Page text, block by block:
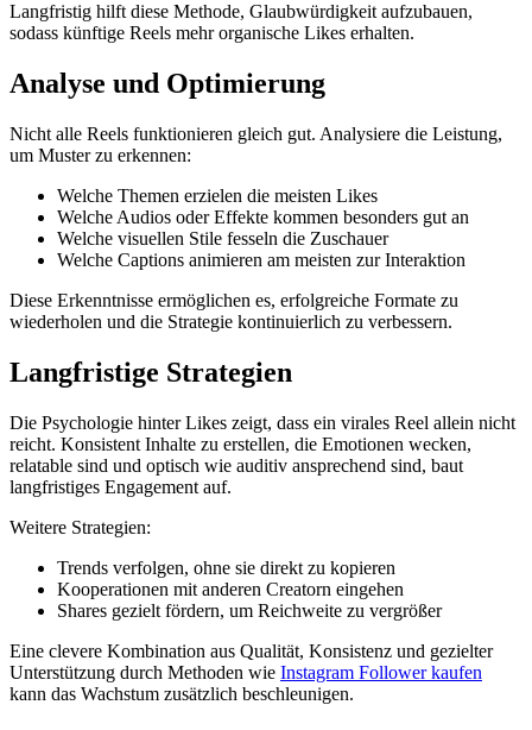
Langfristig hilft diese Methode, Glaubwürdigkeit aufzubauen,
sodass künftige Reels mehr organische Likes erhalten.
Analyse und Optimierung
Nicht alle Reels funktionieren gleich gut. Analysiere die Leistung,
um Muster zu erkennen:
Welche Themen erzielen die meisten Likes
Welche Audios oder Effekte kommen besonders gut an
Welche visuellen Stile fesseln die Zuschauer
Welche Captions animieren am meisten zur Interaktion
Diese Erkenntnisse ermöglichen es, erfolgreiche Formate zu
wiederholen und die Strategie kontinuierlich zu verbessern.
Langfristige Strategien
Die Psychologie hinter Likes zeigt, dass ein virales Reel allein nicht
reicht. Konsistent Inhalte zu erstellen, die Emotionen wecken,
relatable sind und optisch wie auditiv ansprechend sind, baut
langfristiges Engagement auf.
Weitere Strategien:
Trends verfolgen, ohne sie direkt zu kopieren
Kooperationen mit anderen Creatorn eingehen
Shares gezielt fördern, um Reichweite zu vergrößer
Eine clevere Kombination aus Qualität, Konsistenz und gezielter
Unterstützung durch Methoden wie Instagram Follower kaufen
kann das Wachstum zusätzlich beschleunigen.